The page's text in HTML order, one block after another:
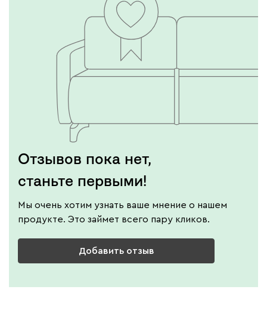
Отзывов пока нет,
станьте первыми!
Мы очень хотим узнать ваше мнение о нашем
продукте. Это займет всего пару кликов.
Добавить отзыв